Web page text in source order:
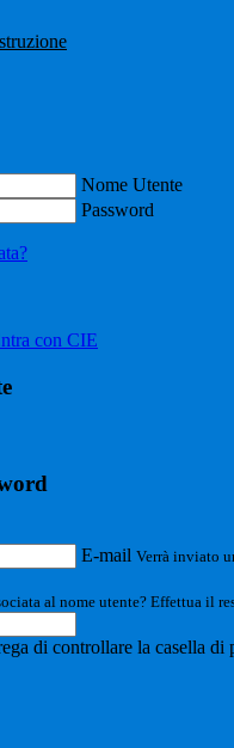
Nome Utente
Password
con CIE
E-mail Verrà inviato
al nome utente? Effettua il
di controllare la casella di